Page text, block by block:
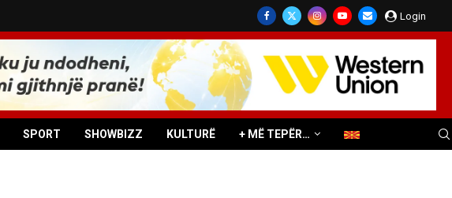
Login
SPORT SHOWBIZZ KULTURË + MË TEPËR…